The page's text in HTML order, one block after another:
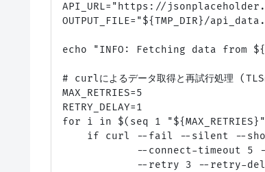
API_URL="https://
OUTPUT_FILE="${TMP_DIR}/
echo "INFO: Fetching data from
# curlによるデータ取得と再試行処理 (TLS
MAX_RETRIES=5
RETRY_DELAY=1
for i in $(seq 1
if curl --fail --silent --
--connect-timeout 5
--retry 3 --retry-